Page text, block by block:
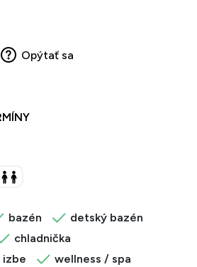
bazén
detský bazén
chladnička
izbe
wellness / spa
Opýtať sa